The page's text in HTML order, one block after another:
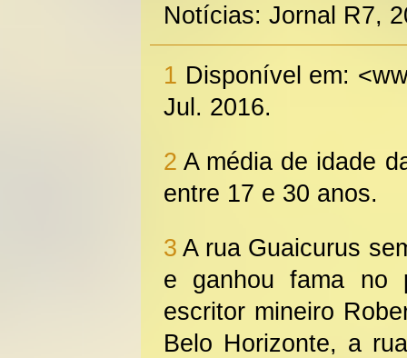
Notícias: Jornal R7,
1 Disponível em:
Jul. 2016.
2 A média de idade
entre 17 e 30 anos.
3 A rua Guaicurus
e ganhou fama no
escritor mineiro
Belo Horizonte, a